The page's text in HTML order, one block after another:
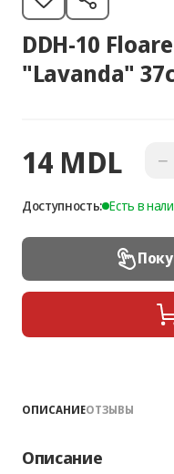
DDH-10
"Lavanda"
14 MDL −
Доступность: Есть в
ОПИСАНИЕОТЗЫВЫ
Описание